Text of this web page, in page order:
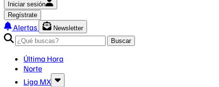
Iniciar sesión
Regístrate
Alertas
Newsletter
Buscar
Última Hora
Norte
Liga MX